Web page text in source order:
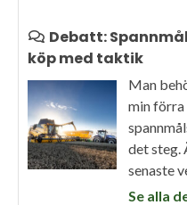
Debatt:
köp med taktik
Man
min
det steg.
senaste
Se alla